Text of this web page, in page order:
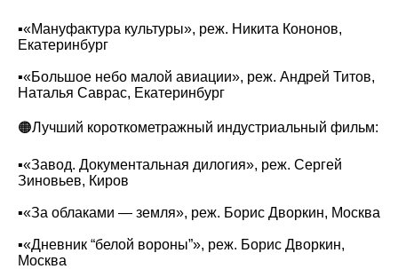
▪️«Мануфактура культуры‎»‎, реж. Никита Кононов,
Екатеринбург
▪️«‎Большое небо малой авиации», реж. Андрей Титов,
Наталья Саврас, Екатеринбург
🟠Лучший короткометражный индустриальный фильм:
▪️«‎Завод. Документальная дилогия», реж. Сергей
Зиновьев, Киров
▪️«‎За облаками — земля»‎, реж. Борис Дворкин, Москва
▪️«‎Дневник “белой вороны”»‌‌‌‌‌‌‌‎, реж. Борис Дворкин,
Москва